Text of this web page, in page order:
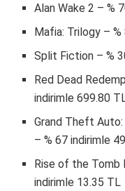
Alan Wake 2 – %
Mafia: Trilogy –
Split Fiction – %
Red Dead
indirimle 699.80
Grand Theft
– % 67 indirimle
Rise of the Tomb
indirimle 13.35 TL